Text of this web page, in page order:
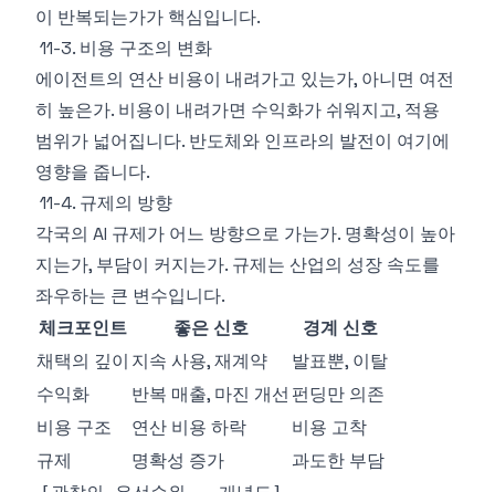
이 반복되는가가 핵심입니다.
11-3. 비용 구조의 변화
에이전트의 연산 비용이 내려가고 있는가, 아니면 여전
히 높은가. 비용이 내려가면 수익화가 쉬워지고, 적용
범위가 넓어집니다. 반도체와 인프라의 발전이 여기에
영향을 줍니다.
11-4. 규제의 방향
각국의 AI 규제가 어느 방향으로 가는가. 명확성이 높아
지는가, 부담이 커지는가. 규제는 산업의 성장 속도를
좌우하는 큰 변수입니다.
체크포인트
좋은 신호
경계 신호
채택의 깊이 지속 사용, 재계약
발표뿐, 이탈
수익화
반복 매출, 마진 개선 펀딩만 의존
비용 구조
연산 비용 하락
비용 고착
규제
명확성 증가 과도한 부담